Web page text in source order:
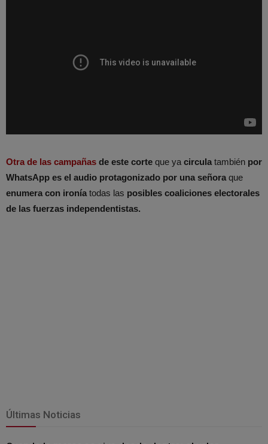
Otra de las campañas de este corte que ya circula también por
WhatsApp es el audio protagonizado por una señora que
enumera con ironía todas las posibles coaliciones electorales
de las fuerzas independentistas.
Últimas Noticias